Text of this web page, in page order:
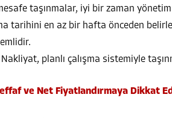
taşınmalar, iyi bir zaman
tarihini en az bir hafta önceden
planlı çalışma sistemiyle
ve Net Fiyatlandırmaya Dikkat